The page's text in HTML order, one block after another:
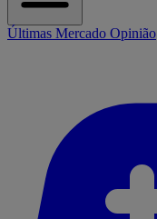
Últimas Mercado Opinião